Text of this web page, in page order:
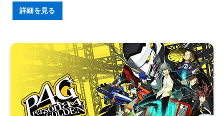
詳細を見る